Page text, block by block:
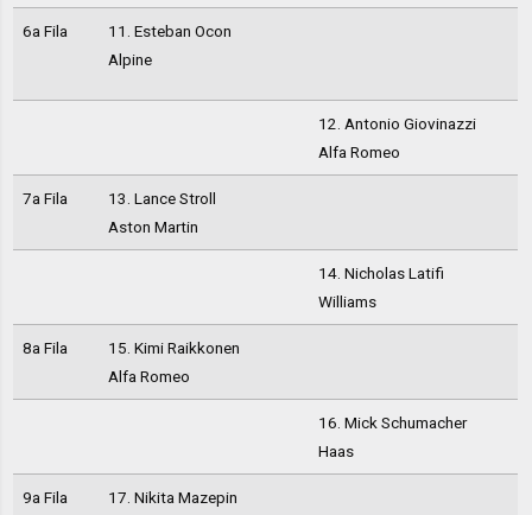
6a Fila
11. Esteban Ocon
Alpine
12. Antonio Giovinazzi
Alfa Romeo
7a Fila
13. Lance Stroll
Aston Martin
14. Nicholas Latifi
Williams
8a Fila
15. Kimi Raikkonen
Alfa Romeo
16. Mick Schumacher
Haas
9a Fila
17. Nikita Mazepin